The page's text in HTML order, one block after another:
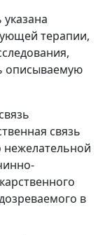
терапии,
описываемую
связь
в